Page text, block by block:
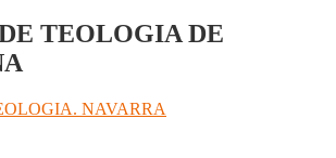
TEOLOGIA DE
NAVARRA